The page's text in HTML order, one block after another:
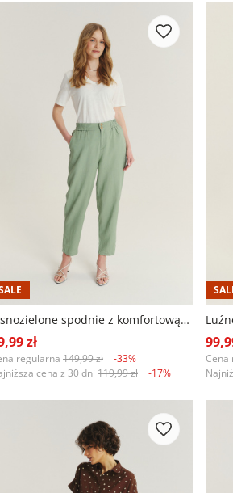
Jasnozielone spodnie z komfortową gumką w talii
zł
regularna 149,99 zł
-33%
cena z 30 dni 119,99 zł -17%